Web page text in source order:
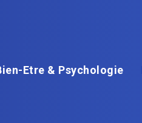
Etre & Psychologie